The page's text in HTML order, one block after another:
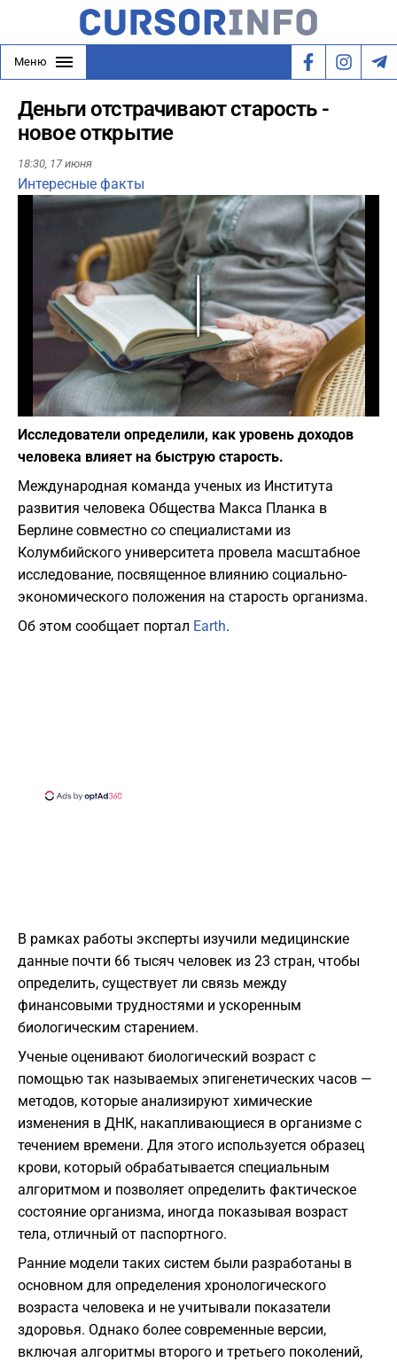
Меню
Деньги отстрачивают старость -
новое открытие
18:30, 17 июня
Интересные факты
Play
Фото: pixabay.com
Исследователи определили, как уровень доходов
человека влияет на быструю старость.
Международная команда ученых из Института
развития человека Общества Макса Планка в
Берлине совместно со специалистами из
Колумбийского университета провела масштабное
исследование, посвященное влиянию социально-
экономического положения на старость организма.
Об этом сообщает портал Earth.
В рамках работы эксперты изучили медицинские
данные почти 66 тысяч человек из 23 стран, чтобы
определить, существует ли связь между
финансовыми трудностями и ускоренным
биологическим старением.
Ученые оценивают биологический возраст с
помощью так называемых эпигенетических часов —
методов, которые анализируют химические
изменения в ДНК, накапливающиеся в организме с
течением времени. Для этого используется образец
крови, который обрабатывается специальным
алгоритмом и позволяет определить фактическое
состояние организма, иногда показывая возраст
тела, отличный от паспортного.
Ранние модели таких систем были разработаны в
основном для определения хронологического
возраста человека и не учитывали показатели
здоровья. Однако более современные версии,
включая алгоритмы второго и третьего поколений,